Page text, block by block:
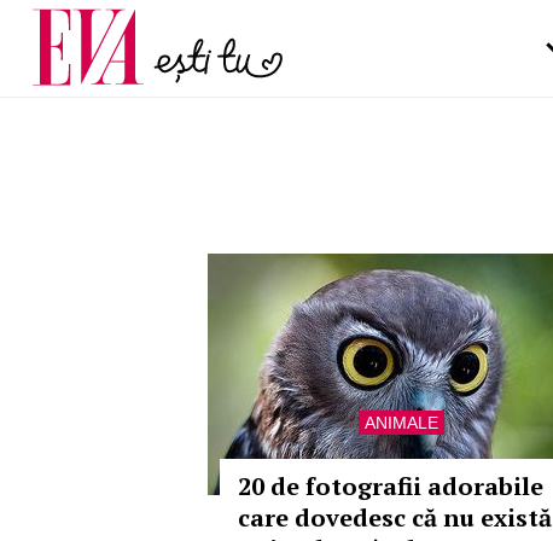
ANIMALE
20 de fotografii adorabile
care dovedesc că nu există
Carieră
Actualitate